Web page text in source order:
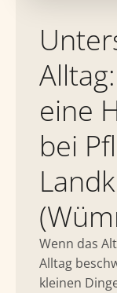
eine
bei
Wenn das
Alltag
kleinen